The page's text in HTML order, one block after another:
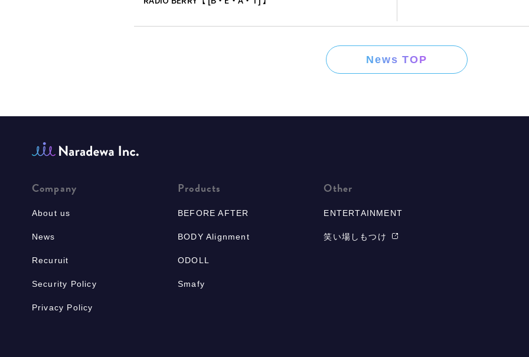
News TOP
Company
About us
News
Recuruit
Security Policy
Privacy Policy
Products
BEFORE AFTER
BODY Alignment
ODOLL
Smafy
Other
ENTERTAINMENT
笑い場しもつけ